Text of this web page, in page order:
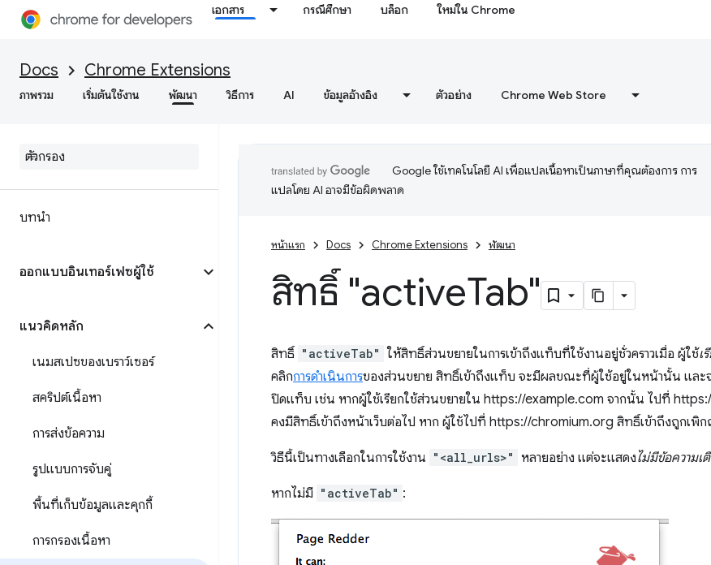
เอกสาร กรณีศึกษา บล็อก ใหม่ใน Chrome
Docs Chrome Extensions
ภาพรวม เริ่มต้นใช้งาน พัฒนา วิธีการ AI ข้อมูลอ้างอิง ตัวอย่าง Chrome Web Store
บทนำ
ออกแบบอินเทอร์เฟซผู้ใช้
แนวคิดหลัก
เนมสเปซของเบราว์เซอร์
สคริปต์เนื้อหา
การส่งข้อความ
รูปแบบการจับคู่
พื้นที่เก็บข้อมูลและคุกกี้
การกรองเนื้อหา
Google ใช้เทคโนโลยี AI เพื่อแปลเนื้อหาเป็นภาษาที่คุณต้องการ การ
แปลโดย AI อาจมีข้อผิดพลาด
หน้าแรก Docs Chrome Extensions พัฒนา
สิทธิ์ "activeTab"
สิทธิ์ "activeTab" ให้สิทธิ์ส่วนขยายในการเข้าถึงแท็บที่ใช้งานอยู่ชั่วคราวเมื่อ ผู้ใช้เ
คลิกการดำเนินการของส่วนขยาย สิทธิ์เข้าถึงแท็บ จะมีผลขณะที่ผู้ใช้อยู่ในหน้านั้น และ
ปิดแท็บ เช่น หากผู้ใช้เรียกใช้ส่วนขยายใน https://example.com จากนั้น ไปที่
คงมีสิทธิ์เข้าถึงหน้าเว็บต่อไป หาก ผู้ใช้ไปที่ https://chromium.org สิทธิ์เข้าถึงถูกเพิ
วิธีนี้เป็นทางเลือกในการใช้งาน "<all_urls>" หลายอย่าง แต่จะแสดงไม่มีข้อความเ
หากไม่มี "activeTab" :